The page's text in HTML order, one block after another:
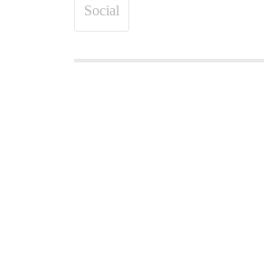
Social